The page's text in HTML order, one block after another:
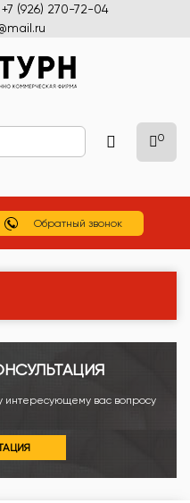
+7 (926) 270-72-04
0
Обратный звонок
интересующему вас вопросу